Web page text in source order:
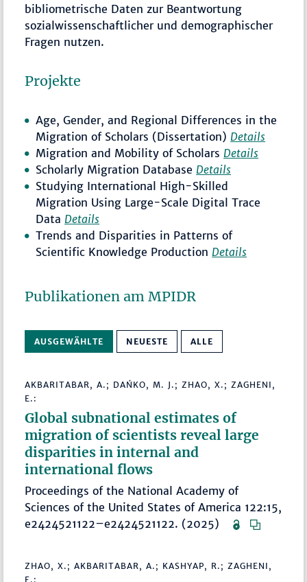
bibliometrische Daten zur Beantwortung
sozialwissenschaftlicher und demographischer
Fragen nutzen.
Projekte
Age, Gender, and Regional Differences in the
Migration of Scholars (Dissertation) Details
Migration and Mobility of Scholars Details
Scholarly Migration Database Details
Studying International High-Skilled
Migration Using Large-Scale Digital Trace
Data Details
Trends and Disparities in Patterns of
Scientific Knowledge Production Details
Publikationen am MPIDR
AUSGEWÄHLTE NEUESTE ALLE
AKBARITABAR, A.; DAŃKO, M. J.; ZHAO, X.; ZAGHENI,
E.:
Global subnational estimates of
migration of scientists reveal large
disparities in internal and
international flows
Proceedings of the National Academy of
Sciences of the United States of America 122:15,
e2424521122–e2424521122. (2025)
ZHAO, X.; AKBARITABAR, A.; KASHYAP, R.; ZAGHENI,
E.: